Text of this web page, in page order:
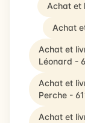
Achat et
Achat
Achat et
Léonard -
Achat et
Perche -
Achat et